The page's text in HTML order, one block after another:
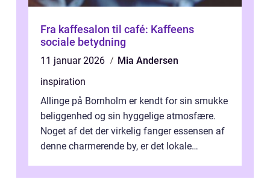
Fra kaffesalon til café: Kaffeens
sociale betydning
11 januar 2026
Mia Andersen
inspiration
Allinge på Bornholm er kendt for sin smukke
beliggenhed og sin hyggelige atmosfære.
Noget af det der virkelig fanger essensen af
denne charmerende by, er det lokale